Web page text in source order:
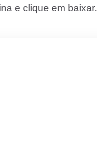
e clique em baixar.